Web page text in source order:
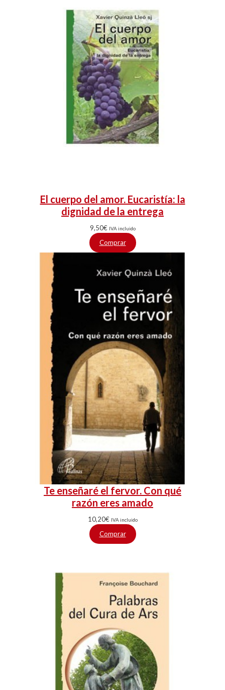
El cuerpo del amor. Eucaristía: la
dignidad de la entrega
9,50€ IVA incluido
Comprar
Te enseñaré el fervor. Con qué
razón eres amado
10,20€ IVA incluido
Comprar